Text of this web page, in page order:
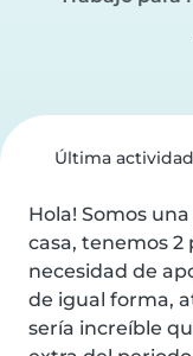
Última
Hola! Somos
casa, tenemos 2
necesidad de
de igual forma,
sería increíble